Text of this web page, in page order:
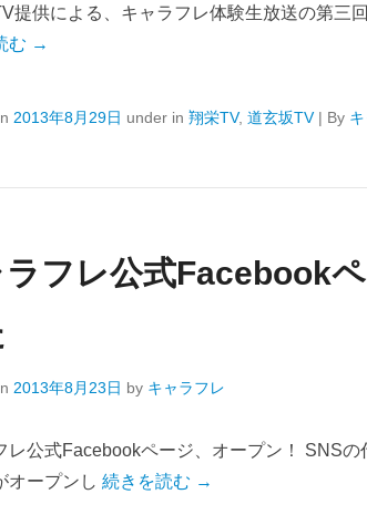
提供による、キャラフレ体験生放送の第三回
む →
2013年8月29日 under in 翔栄TV, 道玄坂TV| By
ラフレ公式Facebook
2013年8月23日 by キャラフレ
レ公式Facebookページ、オープン！ SNS
オープンし 続きを読む →